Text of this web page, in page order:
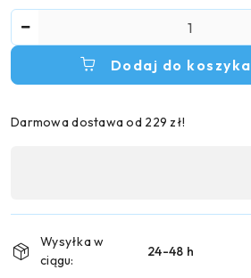
Dodaj do koszyka
Darmowa dostawa od 229 zł!
płatność
dostawa
Wysyłka w
ciągu:
24-48 h